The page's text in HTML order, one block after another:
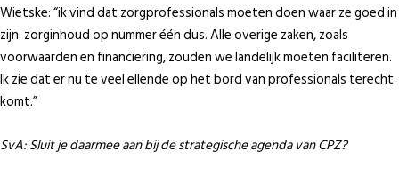
Wietske: “ik vind dat zorgprofessionals moeten doen waar ze goed in
zijn: zorginhoud op nummer één dus. Alle overige zaken, zoals
voorwaarden en financiering, zouden we landelijk moeten faciliteren.
Ik zie dat er nu te veel ellende op het bord van professionals terecht
komt.”
SvA: Sluit je daarmee aan bij de strategische agenda van CPZ?